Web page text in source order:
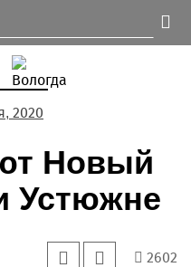
2020
Новый
Устюжне
2602